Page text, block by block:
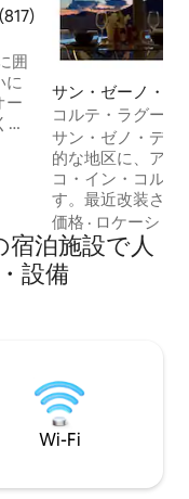
817件、5つ星中4.88つ
囲
に
ー
を
当
サン・ゼーノ・デ
ターニャのマンシ
パート
コルテ・ラグーナ
サン・ゼノ・ディ
的な地区に、アパ
コ・イン・コルテ
す。最近改装され
と山の間での休日
す。家とプライベ
ガルダ湖の素晴ら
す。 在宅勤務でも、まるで休暇中のよう
（O3）による空
価格 · ロケーショ
宿泊施設で人
設備
Wi-Fi